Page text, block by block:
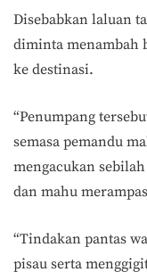
Disebabkan laluan
diminta menambah
ke destinasi.
“Penumpang
semasa pemandu
mengacukan
dan mahu
“Tindakan pantas
pisau serta